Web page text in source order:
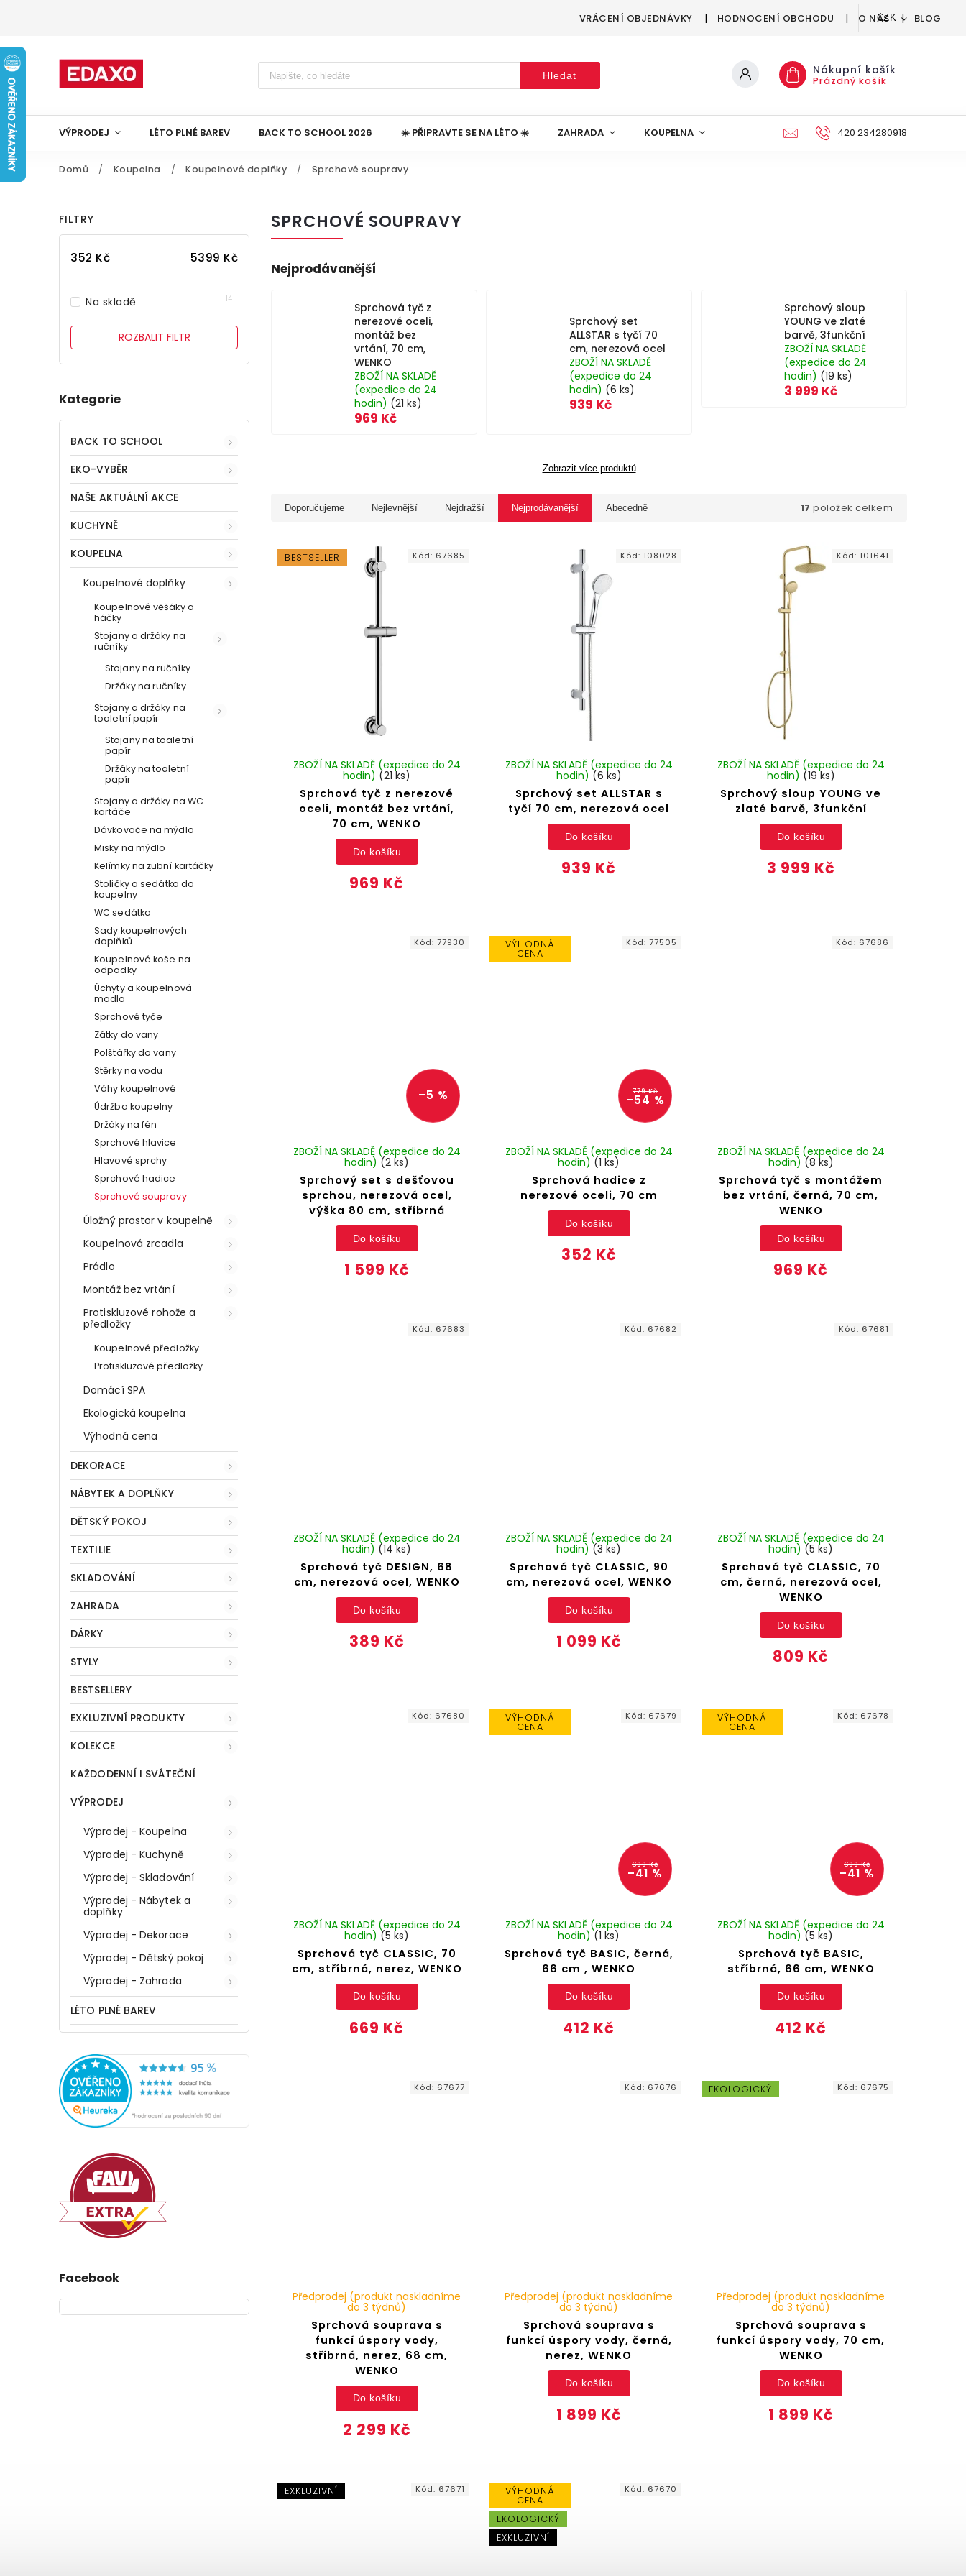
VRÁCENÍ OBJEDNÁVKY HODNOCENÍ OBCHODU O NÁS BLOG
CZK
Hledat Nákupní košík
Prázdný košík
VÝPRODEJ LÉTO PLNÉ BAREV BACK TO SCHOOL 2026 ☀️ PŘIPRAVTE SE NA LÉTO ☀️ ZAHRADA KOUPELNA DEKORACE
420 234280918
Domů / Koupelna / Koupelnové doplňky / Sprchové soupravy
FILTRY
352 Kč 5399 Kč
Na skladě 14
ROZBALIT FILTR
Kategorie
BACK TO SCHOOL
EKO-VYBĚR
NAŠE AKTUÁLNÍ AKCE
KUCHYNĚ
KOUPELNA
Koupelnové doplňky
Koupelnové věšáky a
háčky
Stojany a držáky na
ručníky
Stojany na ručníky
Držáky na ručníky
Stojany a držáky na
toaletní papír
Stojany na toaletní
papír
Držáky na toaletní
papír
Stojany a držáky na WC
kartáče
Dávkovače na mýdlo
Misky na mýdlo
Kelímky na zubní kartáčky
Stoličky a sedátka do
koupelny
WC sedátka
Sady koupelnových
doplňků
Koupelnové koše na
odpadky
Úchyty a koupelnová
madla
Sprchové tyče
Zátky do vany
Polštářky do vany
Stěrky na vodu
Váhy koupelnové
Údržba koupelny
Držáky na fén
Sprchové hlavice
Hlavové sprchy
Sprchové hadice
Sprchové soupravy
Úložný prostor v koupelně
Koupelnová zrcadla
Prádlo
Montáž bez vrtání
Protiskluzové rohože a
předložky
Koupelnové předložky
Protiskluzové předložky
Domácí SPA
Ekologická koupelna
Výhodná cena
DEKORACE
NÁBYTEK A DOPLŇKY
DĚTSKÝ POKOJ
TEXTILIE
SKLADOVÁNÍ
ZAHRADA
DÁRKY
STYLY
BESTSELLERY
EXKLUZIVNÍ PRODUKTY
KOLEKCE
KAŽDODENNÍ I SVÁTEČNÍ
VÝPRODEJ
Výprodej - Koupelna
Výprodej - Kuchyně
Výprodej - Skladování
Výprodej - Nábytek a
doplňky
Výprodej - Dekorace
Výprodej - Dětský pokoj
Výprodej - Zahrada
LÉTO PLNÉ BAREV
Facebook
SPRCHOVÉ SOUPRAVY
Nejprodávanější
Sprchová tyč z
nerezové oceli,
montáž bez
vrtání, 70 cm,
WENKO
ZBOŽÍ NA SKLADĚ
(expedice do 24
hodin) (21 ks)
969 Kč
Sprchový set
ALLSTAR s tyčí 70
cm, nerezová ocel
ZBOŽÍ NA SKLADĚ
(expedice do 24
hodin) (6 ks)
939 Kč
Sprchový sloup
YOUNG ve zlaté
barvě, 3funkční
ZBOŽÍ NA SKLADĚ
(expedice do 24
hodin) (19 ks)
3 999 Kč
Zobrazit více produktů
Doporučujeme Nejlevnější Nejdražší Nejprodávanější Abecedně 17 položek celkem
BESTSELLER
Sprchová tyč z nerezové
oceli, montáž bez vrtání,
70 cm, WENKO
ZBOŽÍ NA SKLADĚ (expedice do 24
hodin) (21 ks)
969 Kč
Do košíku
Kód: 67685
Sprchový set ALLSTAR s
tyčí 70 cm, nerezová ocel
ZBOŽÍ NA SKLADĚ (expedice do 24
hodin) (6 ks)
939 Kč
Do košíku
Kód: 108028
Sprchový sloup YOUNG ve
zlaté barvě, 3funkční
ZBOŽÍ NA SKLADĚ (expedice do 24
hodin) (19 ks)
3 999 Kč
Do košíku
Kód: 101641
–5 %
Sprchový set s dešťovou
sprchou, nerezová ocel,
výška 80 cm, stříbrná
ZBOŽÍ NA SKLADĚ (expedice do 24
hodin) (2 ks)
1 599 Kč
Do košíku
Kód:77930 VÝHODNÁ
CENA
779 Kč
–54 %
Sprchová hadice z
nerezové oceli, 70 cm
ZBOŽÍ NA SKLADĚ (expedice do 24
hodin) (1 ks)
352 Kč
Do košíku
Kód:77505
Sprchová tyč s montážem
bez vrtání, černá, 70 cm,
WENKO
ZBOŽÍ NA SKLADĚ (expedice do 24
hodin) (8 ks)
969 Kč
Do košíku
Kód: 67686
Sprchová tyč DESIGN, 68
cm, nerezová ocel, WENKO
ZBOŽÍ NA SKLADĚ (expedice do 24
hodin) (14 ks)
389 Kč
Do košíku
Kód: 67683
Sprchová tyč CLASSIC, 90
cm, nerezová ocel, WENKO
ZBOŽÍ NA SKLADĚ (expedice do 24
hodin) (3 ks)
1 099 Kč
Do košíku
Kód: 67682
Sprchová tyč CLASSIC, 70
cm, černá, nerezová ocel,
WENKO
ZBOŽÍ NA SKLADĚ (expedice do 24
hodin) (5 ks)
809 Kč
Do košíku
Kód: 67681
Sprchová tyč CLASSIC, 70
cm, stříbrná, nerez, WENKO
ZBOŽÍ NA SKLADĚ (expedice do 24
hodin) (5 ks)
669 Kč
Do košíku
Kód: 67680 VÝHODNÁ
CENA
699 Kč
–41 %
Sprchová tyč BASIC, černá,
66 cm , WENKO
ZBOŽÍ NA SKLADĚ (expedice do 24
hodin)(1 ks)
412 Kč
Do košíku
Kód: 67679 VÝHODNÁ
CENA
699 Kč
–41 %
Sprchová tyč BASIC,
stříbrná, 66 cm, WENKO
ZBOŽÍ NA SKLADĚ (expedice do 24
hodin) (5 ks)
412 Kč
Do košíku
Kód: 67678
Sprchová souprava s
funkcí úspory vody,
stříbrná, nerez, 68 cm,
WENKO
Předprodej (produkt naskladníme
do 3 týdnů)
2 299 Kč
Do košíku
Kód: 67677
Sprchová souprava s
funkcí úspory vody, černá,
nerez, WENKO
Předprodej (produkt naskladníme
do 3 týdnů)
1 899 Kč
Do košíku
Kód: 67676 EKOLOGICKÝ
Sprchová souprava s
funkcí úspory vody, 70 cm,
WENKO
Předprodej (produkt naskladníme
do 3 týdnů)
1 899 Kč
Do košíku
Kód: 67675
EXKLUZIVNÍ Kód: 67671 VÝHODNÁ
CENA
EKOLOGICKÝ
EXKLUZIVNÍ
Kód: 67670